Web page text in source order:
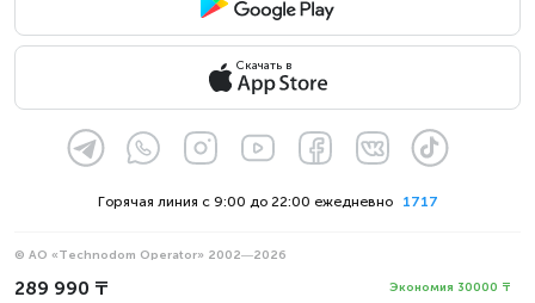
289 990 ₸ Экономия 30000 ₸
Скачать в
1717
Горячая линия с 9:00 до 22:00 ежедневно
© АО «Technodom Operator» 2002—2026
Мы принимаем: